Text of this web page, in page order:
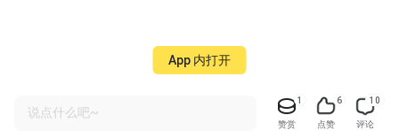
说点什么吧~
1
赞赏
6
点赞
10
评论
App 内打开